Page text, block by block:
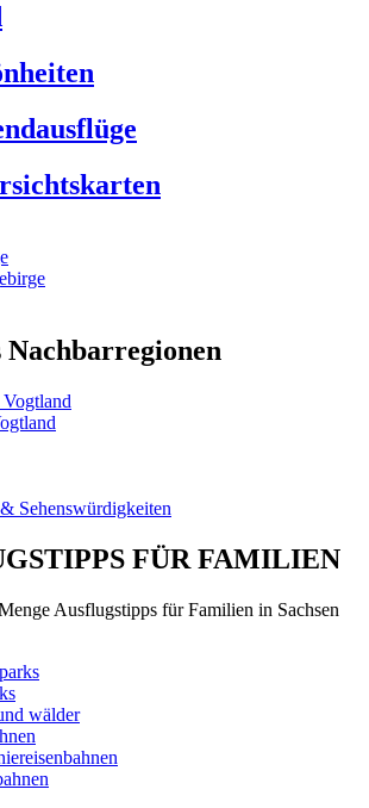
Nachbarregionen
Sehenswürdigkeiten
FÜR FAMILIEN
Ausflugstipps für Familien in Sachsen
wälder